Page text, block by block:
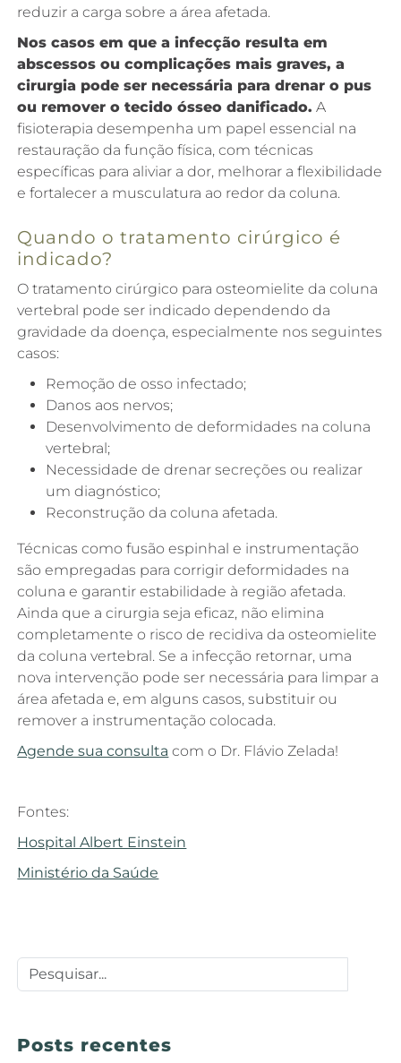
reduzir a carga sobre a área afetada.
Nos casos em que a infecção resulta em
abscessos ou complicações mais graves, a
cirurgia pode ser necessária para drenar o pus
ou remover o tecido ósseo danificado. A
fisioterapia desempenha um papel essencial na
restauração da função física, com técnicas
específicas para aliviar a dor, melhorar a flexibilidade
e fortalecer a musculatura ao redor da coluna.
Quando o tratamento cirúrgico é
indicado?
O tratamento cirúrgico para osteomielite da coluna
vertebral pode ser indicado dependendo da
gravidade da doença, especialmente nos seguintes
casos:
Remoção de osso infectado;
Danos aos nervos;
Desenvolvimento de deformidades na coluna
vertebral;
Necessidade de drenar secreções ou realizar
um diagnóstico;
Reconstrução da coluna afetada.
Técnicas como fusão espinhal e instrumentação
são empregadas para corrigir deformidades na
coluna e garantir estabilidade à região afetada.
Ainda que a cirurgia seja eficaz, não elimina
completamente o risco de recidiva da osteomielite
da coluna vertebral. Se a infecção retornar, uma
nova intervenção pode ser necessária para limpar a
área afetada e, em alguns casos, substituir ou
remover a instrumentação colocada.
Agende sua consulta com o Dr. Flávio Zelada!
Fontes:
Hospital Albert Einstein
Ministério da Saúde
Posts recentes